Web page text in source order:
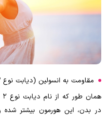
مقاومت به انسولین (دیابت نوع 2)
در بدن، این هورمون بیشتر